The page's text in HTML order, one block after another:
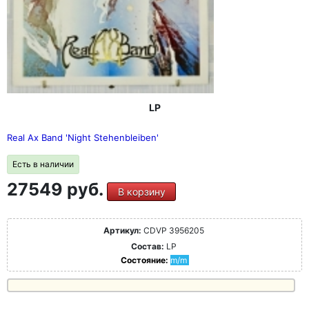
LP
Real Ax Band 'Night Stehenbleiben'
Есть в наличии
27549 руб. В корзину
Артикул: CDVP 3956205
Состав: LP
Состояние: m/m